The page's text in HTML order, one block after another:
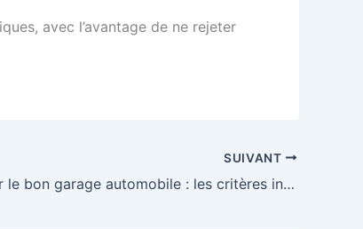
avec l’avantage de ne rejeter
SUIVANT
Comment choisir le bon garage automobile : les critères indispensables